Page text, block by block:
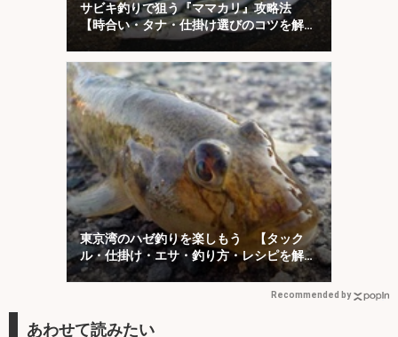
サビキ釣りで狙う『ママカリ』攻略法
【時合い・タナ・仕掛け選びのコツを解
説】
東京湾のハゼ釣りを楽しもう 【タック
ル・仕掛け・エサ・釣り方・レシピを解
説】
Recommended by